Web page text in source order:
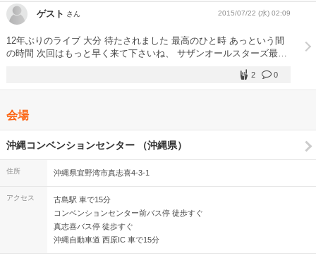
ゲスト さん 2015/07/22 (水) 02:09
12年ぶりのライブ 大分 待たされました 最高のひと時 あっという間
の時間 次回はもっと早く来て下さいね、 サザンオールスターズ最高
0
2
会場
沖縄コンベンションセンター （沖縄県）
住所 沖縄県宜野湾市真志喜4-3-1
アクセス
古島駅 車で15分
コンベンションセンター前バス停 徒歩すぐ
真志喜バス停 徒歩すぐ
沖縄自動車道 西原IC 車で15分